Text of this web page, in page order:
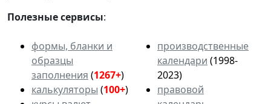
Полезные сервисы:
формы, бланки и
образцы
заполнения (1267+)
калькуляторы (100+)
производственные
календари (1998-
2023)
правовой